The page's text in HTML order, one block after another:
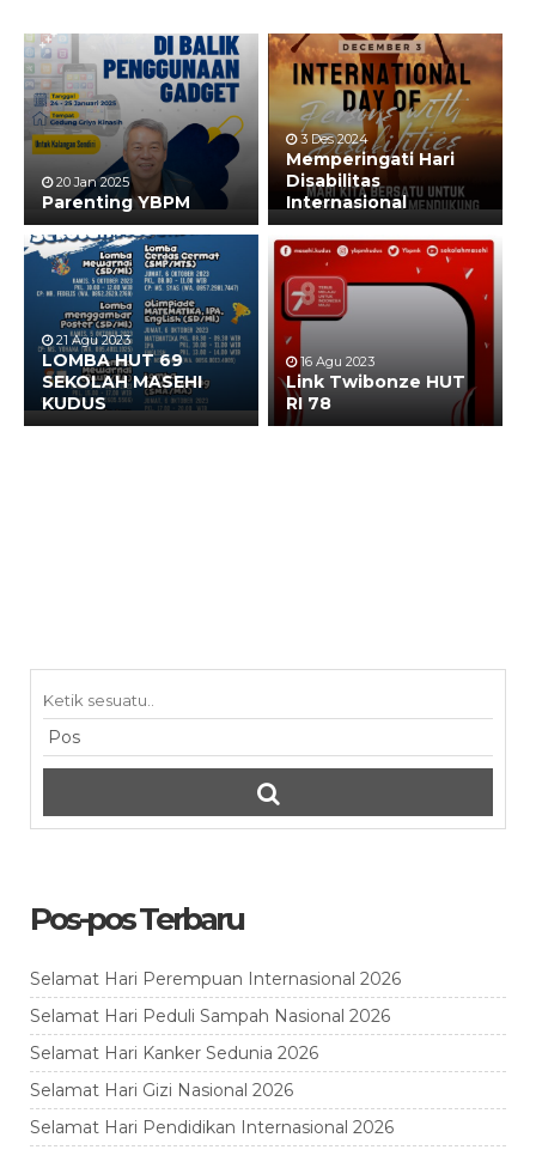
20 Jan 2025
Parenting YBPM
3 Des 2024
Memperingati Hari
Disabilitas
Internasional
21 Agu 2023
LOMBA HUT 69
SEKOLAH MASEHI
KUDUS
16 Agu 2023
Link Twibonze HUT
RI 78
Pos-pos Terbaru
Selamat Hari Perempuan Internasional 2026
Selamat Hari Peduli Sampah Nasional 2026
Selamat Hari Kanker Sedunia 2026
Selamat Hari Gizi Nasional 2026
Selamat Hari Pendidikan Internasional 2026